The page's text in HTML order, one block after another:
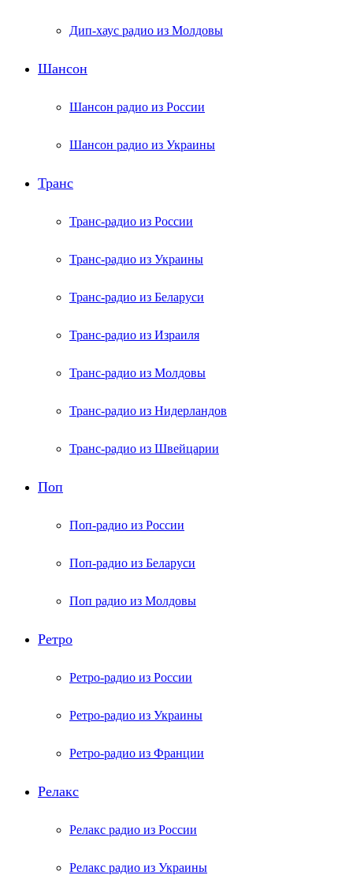
Дип-хаус радио из Молдовы
Шансон
Шансон радио из России
Шансон радио из Украины
Транс
Транс-радио из России
Транс-радио из Украины
Транс-радио из Беларуси
Транс-радио из Израиля
Транс-радио из Молдовы
Транс-радио из Нидерландов
Транс-радио из Швейцарии
Поп
Поп-радио из России
Поп-радио из Беларуси
Поп радио из Молдовы
Ретро
Ретро-радио из России
Ретро-радио из Украины
Ретро-радио из Франции
Релакс
Релакс радио из России
Релакс радио из Украины